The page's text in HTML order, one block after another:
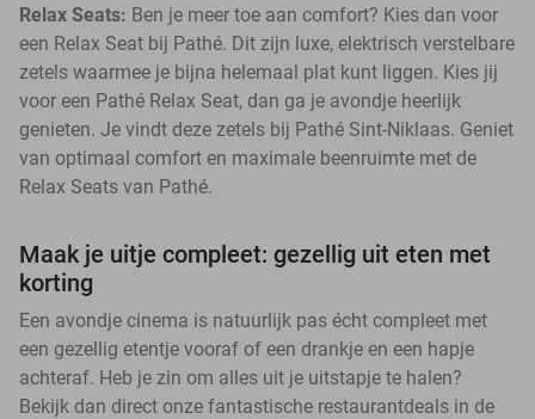
Relax Seats: Ben je meer toe aan comfort? Kies dan voor
een Relax Seat bij Pathé. Dit zijn luxe, elektrisch verstelbare
zetels waarmee je bijna helemaal plat kunt liggen. Kies jij
voor een Pathé Relax Seat, dan ga je avondje heerlijk
genieten. Je vindt deze zetels bij Pathé Sint-Niklaas. Geniet
van optimaal comfort en maximale beenruimte met de
Relax Seats van Pathé.
Maak je uitje compleet: gezellig uit eten met
korting
Een avondje cinema is natuurlijk pas écht compleet met
een gezellig etentje vooraf of een drankje en een hapje
achteraf. Heb je zin om alles uit je uitstapje te halen?
Bekijk dan direct onze fantastische restaurantdeals in de